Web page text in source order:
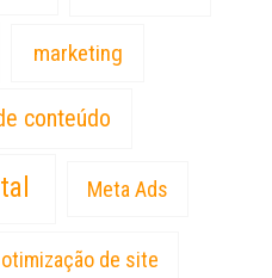
marketing
conteúdo
Meta Ads
otimização de site